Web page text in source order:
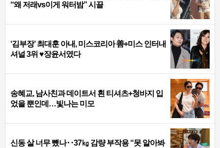
“왜 저래vs이게 워터밤” 시끌
‘김부장’ 최대훈 아내, 미스코리아 善+미스 인터내
셔널 3위 ♥장윤서였다
송혜교, 남사친과 데이트서 흰 티셔츠+청바지 입
었을 뿐인데…빛나는 미모
신동 살 너무 뺐나‥37㎏ 감량 부작용 “못 알아봐